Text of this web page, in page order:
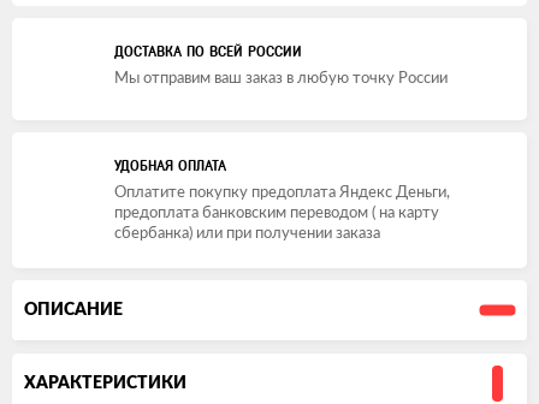
ДОСТАВКА ПО ВСЕЙ РОССИИ
Мы отправим ваш заказ в любую точку России
УДОБНАЯ ОПЛАТА
Оплатите покупку предоплата Яндекс Деньги,
предоплата банковским переводом ( на карту
сбербанка) или при получении заказа
ОПИСАНИЕ
ХАРАКТЕРИСТИКИ